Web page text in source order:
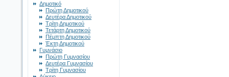
Δημοτικό
Πρώτη Δημοτικού
Δευτέρα Δημοτικού
Τρίτη Δημοτικού
Τετάρτη Δημοτικού
Πέμπτη Δημοτικού
Έκτη Δημοτικού
Γυμνάσιο
Πρώτη Γυμνασίου
Δευτέρα Γυμνασίου
Τρίτη Γυμνασίου